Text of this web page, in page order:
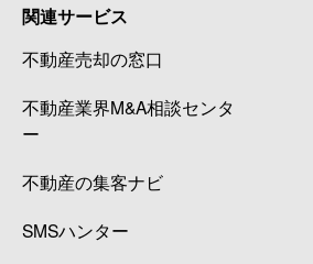
関連サービス
不動産売却の窓口
不動産業界M&A相談センタ
ー
不動産の集客ナビ
SMSハンター